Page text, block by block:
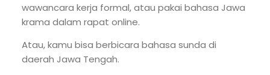
wawancara kerja formal, atau pakai bahasa Jawa
krama dalam rapat online.
Atau, kamu bisa berbicara bahasa sunda di
daerah Jawa Tengah.